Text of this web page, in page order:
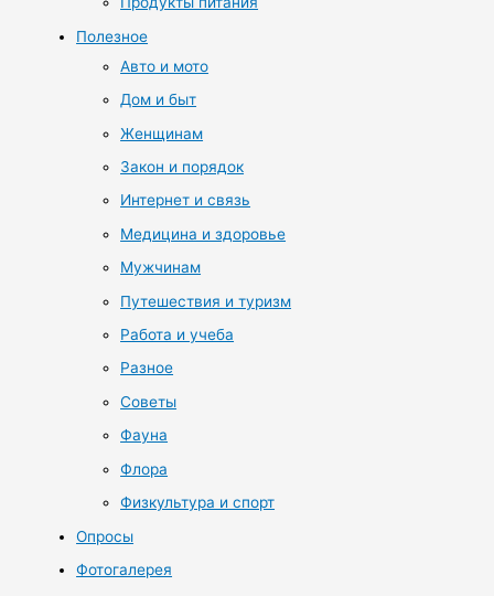
Полезное
Авто и мото
Дом и быт
Женщинам
Закон и порядок
Интернет и связь
Медицина и здоровье
Мужчинам
Путешествия и туризм
Работа и учеба
Разное
Советы
Фауна
Флора
Физкультура и спорт
Опросы
Фотогалерея